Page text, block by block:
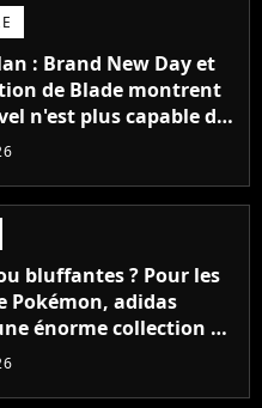
: Brand New Day et
de Blade montrent
n'est plus capable de
que ce soit de simple
bluffantes ? Pour les
Pokémon, adidas
énorme collection de
et je ne sais pas quoi en